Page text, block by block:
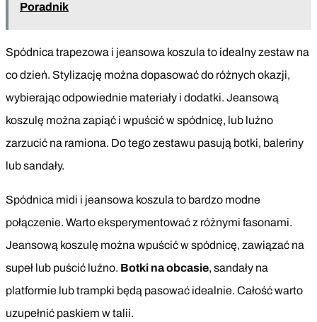
Poradnik
Spódnica trapezowa i jeansowa koszula to idealny zestaw na
co dzień. Stylizację można dopasować do różnych okazji,
wybierając odpowiednie materiały i dodatki. Jeansową
koszulę można zapiąć i wpuścić w spódnicę, lub luźno
zarzucić na ramiona. Do tego zestawu pasują botki, baleriny
lub sandały.
Spódnica midi i jeansowa koszula to bardzo modne
połączenie. Warto eksperymentować z różnymi fasonami.
Jeansową koszulę można wpuścić w spódnicę, zawiązać na
supeł lub puścić luźno. Botki na obcasie, sandały na
platformie lub trampki będą pasować idealnie. Całość warto
uzupełnić paskiem w talii.